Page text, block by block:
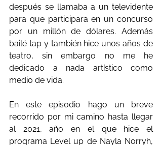
después se llamaba a un televidente
para que participara en un concurso
por un millón de dólares. Además
bailé tap y también hice unos años de
teatro, sin embargo no me he
dedicado a nada artístico como
medio de vida.
En este episodio hago un breve
recorrido por mi camino hasta llegar
al 2021, año en el que hice el
programa Level up de Nayla Norryh,